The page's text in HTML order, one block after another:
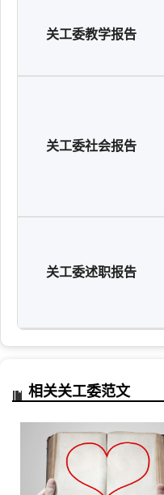
关工委教学报告
关工委社会报告
关工委述职报告
相关关工委范文